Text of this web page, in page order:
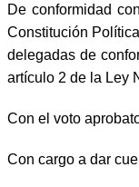
De conformidad
Constitución
delegadas de
artículo 2 de la Ley
Con el voto
Con cargo a dar